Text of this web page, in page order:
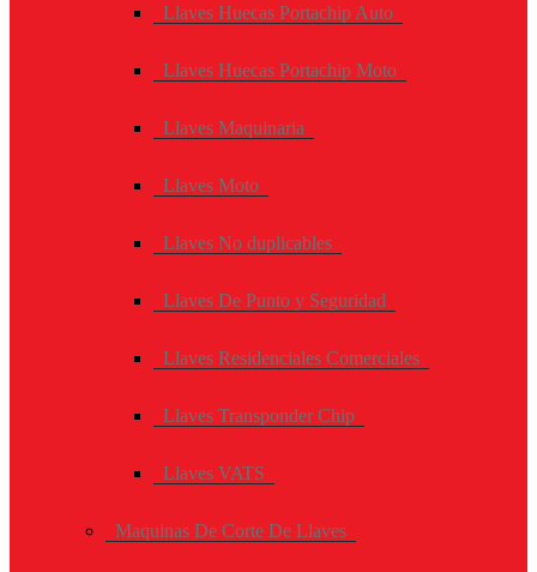
Llaves Huecas Portachip Auto
Llaves Huecas Portachip Moto
Llaves Maquinaria
Llaves Moto
Llaves No duplicables
Llaves De Punto y Seguridad
Llaves Residenciales Comerciales
Llaves Transponder Chip
Llaves VATS
Maquinas De Corte De Llaves